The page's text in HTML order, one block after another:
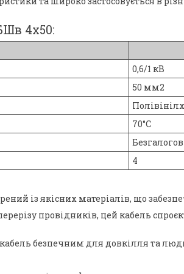
4х50:
0,6/1 кВ
50 мм2
70°C
4
із якісних матеріалів, що
провідників, цей кабель
кабель безпечним для довкілля та